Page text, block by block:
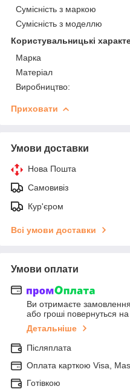
Сумісність з маркою
Сумісність з моделлю
Користувальницькі
Марка
Матеріал
Виробництво:
Приховати
Умови доставки
Нова Пошта
Самовивіз
Кур'єром
Всі умови доставки
Умови оплати
Ви отримаєте замовлення
або гроші повернуться
Детальніше
Післяплата
Оплата карткою Visa,
Готівкою